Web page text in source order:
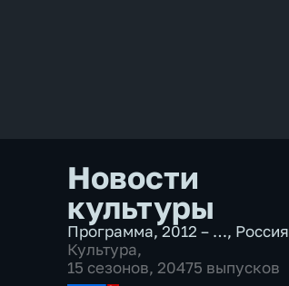
Новости
культуры
Программа,2012 – …, Россия
Культура,
15 сезонов, 20475 выпусков